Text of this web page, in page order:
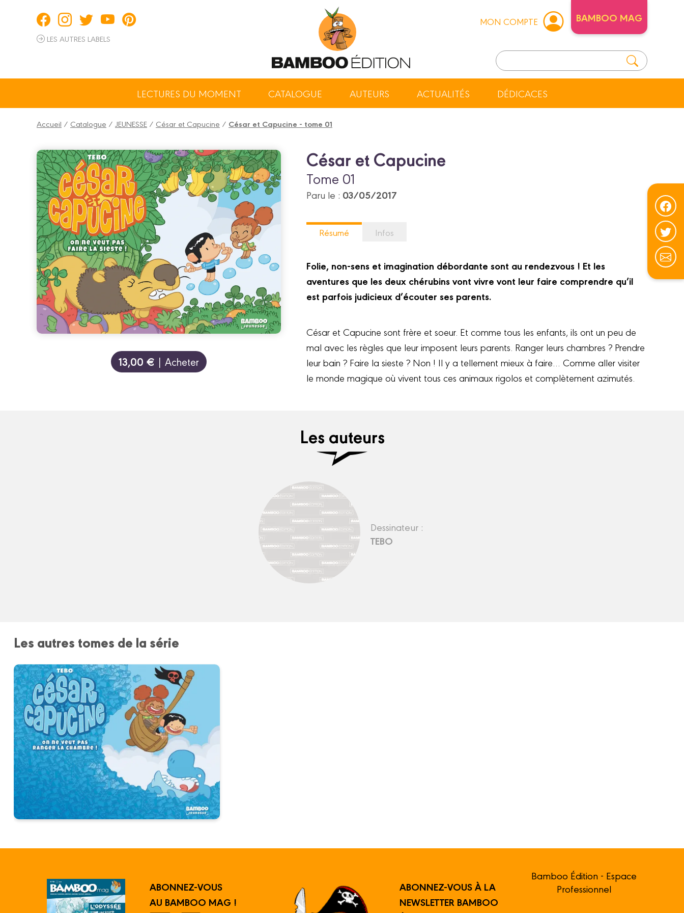
LES AUTRES LABELS
MON COMPTE BAMBOO MAG
LECTURES DU MOMENT CATALOGUE AUTEURS ACTUALITÉS DÉDICACES
Accueil / Catalogue / JEUNESSE / César et Capucine / César et Capucine - tome 01
13,00 € | Acheter
César et Capucine
Tome 01
Paru le : 03/05/2017
Résumé Infos
Folie, non-sens et imagination débordante sont au rendezvous ! Et les
aventures que les deux chérubins vont vivre vont leur faire comprendre qu’il
est parfois judicieux d’écouter ses parents.
César et Capucine sont frère et soeur. Et comme tous les enfants, ils ont un peu de
mal avec les règles que leur imposent leurs parents. Ranger leurs chambres ? Prendre
leur bain ? Faire la sieste ? Non ! Il y a tellement mieux à faire… Comme aller visiter
le monde magique où vivent tous ces animaux rigolos et complètement azimutés.
Les auteurs
Dessinateur :
TEBO
Les autres tomes de la série
ABONNEZ-VOUS
AU BAMBOO MAG !
ABONNEZ-VOUS À LA
NEWSLETTER BAMBOO
Bamboo Édition - Espace
Professionnel